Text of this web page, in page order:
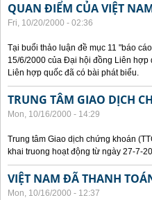
QUAN ĐIỂM CỦA VIỆT
Fri, 10/20/2000 - 02:36
Tại buổi thảo luận đề mục 11 "báo
15/6/2000 của Đại hội đồng Liên
Liên hợp quốc đã có bài phát biểu.
TRUNG TÂM GIAO DỊCH
Mon, 10/16/2000 - 14:29
Trung tâm Giao dịch chứng khoán
khai truong hoạt động từ ngày 27-7-
VIỆT NAM ĐÃ THANH
Mon, 10/16/2000 - 12:37